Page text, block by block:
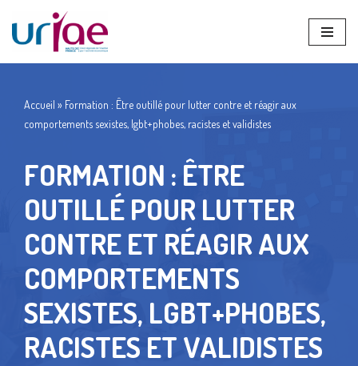
Aller
au
Accueil » Formation : Être outillé pour lutter contre et réagir aux
comportements sexistes, lgbt+phobes, racistes et validistes
FORMATION : ÊTRE
OUTILLÉ POUR LUTTER
CONTRE ET RÉAGIR AUX
COMPORTEMENTS
SEXISTES, LGBT+PHOBES,
RACISTES ET VALIDISTES